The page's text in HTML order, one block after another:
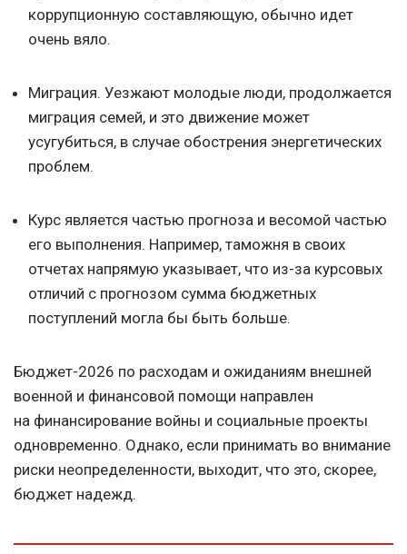
коррупционную составляющую, обычно идет
очень вяло.
Миграция. Уезжают молодые люди, продолжается
миграция семей, и это движение может
усугубиться, в случае обострения энергетических
проблем.
Курс является частью прогноза и весомой частью
его выполнения. Например, таможня в своих
отчетах напрямую указывает, что из-за курсовых
отличий с прогнозом сумма бюджетных
поступлений могла бы быть больше.
Бюджет-2026 по расходам и ожиданиям внешней
военной и финансовой помощи направлен
на финансирование войны и социальные проекты
одновременно. Однако, если принимать во внимание
риски неопределенности, выходит, что это, скорее,
бюджет надежд.